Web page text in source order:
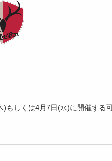
もしくは4月7日(水)に開催する